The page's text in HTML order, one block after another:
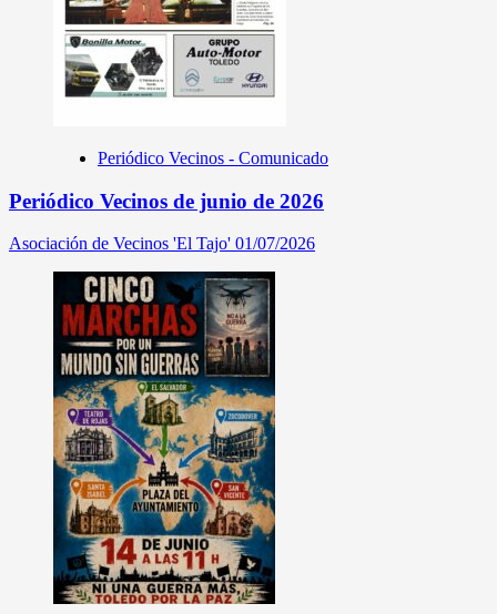
Periódico Vecinos - Comunicado
Periódico Vecinos de junio de 2026
Asociación de Vecinos 'El Tajo' 01/07/2026